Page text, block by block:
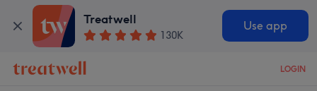
Treatwell
130K
Use app
LOGIN